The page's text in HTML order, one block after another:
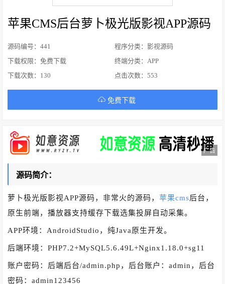
苹果CMS后台萝卜极光版影视APP源码
程序分类：影视源码
源码编号：441
终端分类：APP
下载权限：免费下载
点击次数：553
下载次数： 130
免费下载
广告
源码简介：
萝卜极光版影视APP源码，非常火的源码，苹果cms后台，
原生前端，播放器支持缓存下载选集投屏自动采集。
APP环境：AndroidStudio，纯Java原生开发。
后端环境：PHP7.2+MySQL5.6.49L+Nginx1.18.0+sg11
账户密码：后端后台/admin.php，后台账户：admin，后台
密码：admin123456